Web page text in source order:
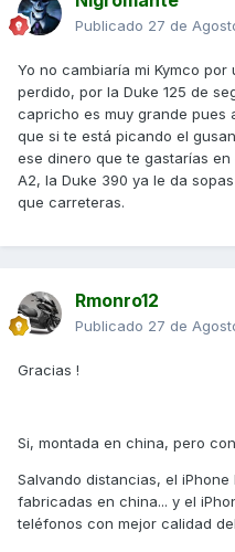
Publicado 27 de
Yo no cambiaría mi Kymco
perdido, por la Duke 125 de
capricho es muy grande pues
que si te está picando el
ese dinero que te gastarías
A2, la Duke 390 ya le da
que carreteras.
Rmonro12
Publicado 27 de
Gracias !
Si, montada en china, pero
Salvando distancias, el
fabricadas en china... y el
teléfonos con mejor calidad